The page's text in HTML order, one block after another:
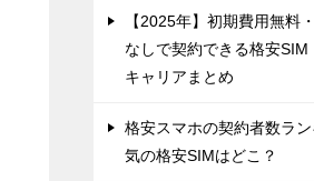
【2025年】初期費用無料
なしで契約できる格安SIM
キャリアまとめ
格安スマホの契約者数ラン
気の格安SIMはどこ？